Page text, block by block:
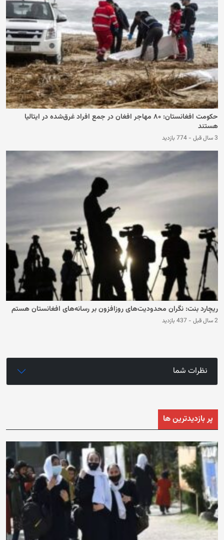
حکومت افغانستان: ۸۰ مهاجر افغان در جمع افراد غرق‌شده در ایتالیا
هستند
3 سال قبل - 774 بازدید
ریچارد بنت: نگران محدودیت‌های روزافزون بر رسانه‌های افغانستان هستم
2 سال قبل - 437 بازدید
نظرات شما
پر بازدیدترین ها